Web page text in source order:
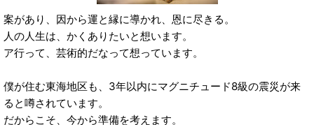
案があり、因から運と縁に導かれ、恩に尽きる。
人の人生は、かくありたいと想います。
ア行って、芸術的だなって想っています。
僕が住む東海地区も、3年以内にマグニチュード8級の震災が来
ると噂されています。
だからこそ、今から準備を考えます。